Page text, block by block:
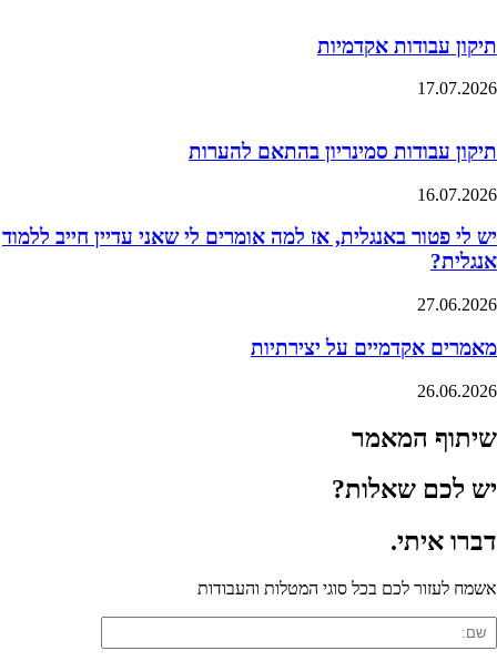
תיקון עבודות אקדמיות
17.07.2026
תיקון עבודות סמינריון בהתאם להערות
16.07.2026
יש לי פטור באנגלית, אז למה אומרים לי שאני עדיין חייב ללמוד
אנגלית?
27.06.2026
מאמרים אקדמיים על יצירתיות
26.06.2026
שיתוף המאמר
יש לכם שאלות?
דברו איתי.
אשמח לעזור לכם בכל סוגי המטלות והעבודות